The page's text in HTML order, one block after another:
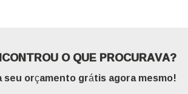
O QUE PROCURAVA?
seu orçamento grátis agora mesmo!